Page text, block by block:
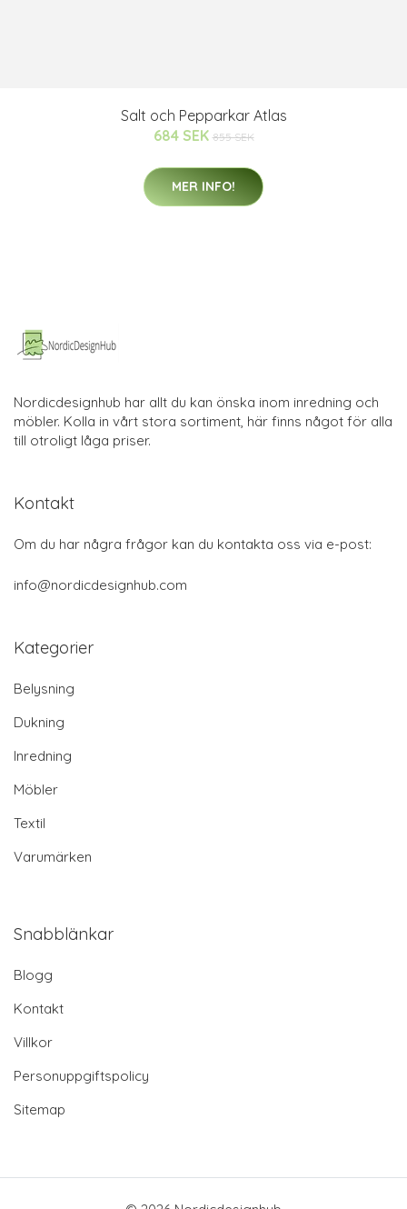
Salt och Pepparkar Atlas
684 SEK 855 SEK
MER INFO!
Nordicdesignhub har allt du kan önska inom inredning och
möbler. Kolla in vårt stora sortiment, här finns något för alla
till otroligt låga priser.
Kontakt
Om du har några frågor kan du kontakta oss via e-post:
info@nordicdesignhub.com
Kategorier
Belysning
Dukning
Inredning
Möbler
Textil
Varumärken
Snabblänkar
Blogg
Kontakt
Villkor
Personuppgiftspolicy
Sitemap